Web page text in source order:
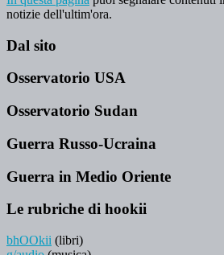
notizie dell'ultim'ora.
Dal sito
Osservatorio USA
Osservatorio Sudan
Guerra Russo-Ucraina
Guerra in Medio Oriente
Le rubriche di hookii
bhOOkii (libri)